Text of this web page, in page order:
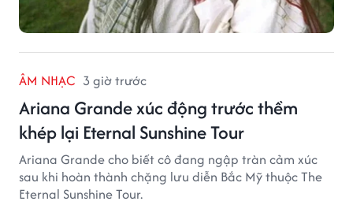
ÂM NHẠC 3 giờ trước
Ariana Grande xúc động trước thềm
khép lại Eternal Sunshine Tour
Ariana Grande cho biết cô đang ngập tràn cảm xúc
sau khi hoàn thành chặng lưu diễn Bắc Mỹ thuộc The
Eternal Sunshine Tour.